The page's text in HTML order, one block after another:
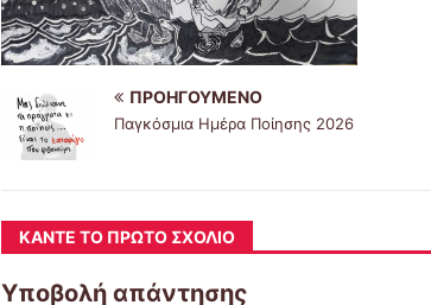
ΠΡΟΗΓΟΎΜΕΝΟ
Παγκόσμια Ημέρα Ποίησης 2026
ΚΆΝΤΕ ΤΟ ΠΡΏΤΟ ΣΧΌΛΙΟ
Υποβολή απάντησης